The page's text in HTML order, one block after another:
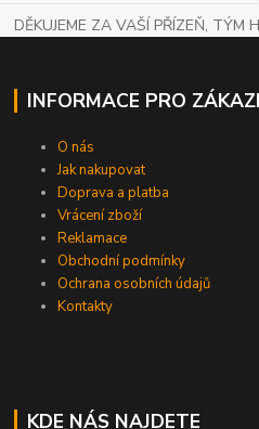
DĚKUJEME ZA VAŠÍ PŘÍZEŇ, TÝM
INFORMACE PRO
O nás
Jak nakupovat
Doprava a platba
Vrácení zboží
Reklamace
Obchodní podmínky
Ochrana osobních údajů
Kontakty
KDE NÁS NAJDETE